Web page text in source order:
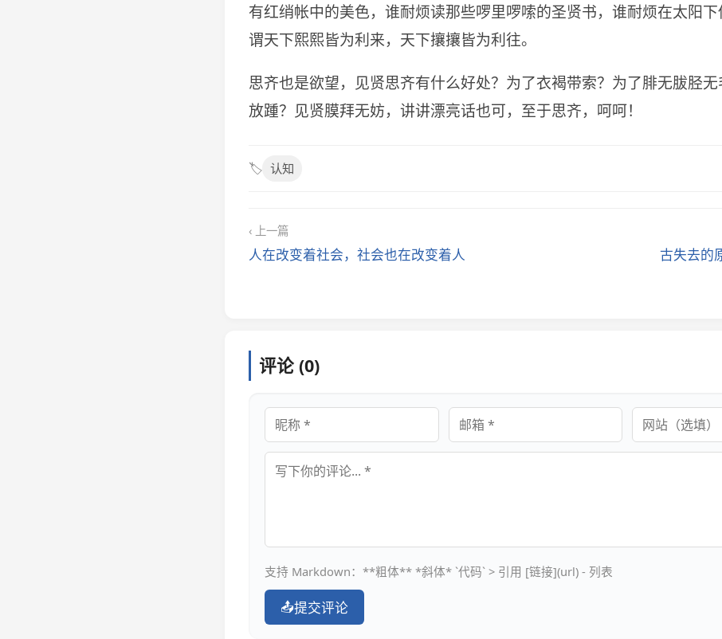
有红绡帐中的美色，谁耐烦读那些啰里啰嗦的圣贤书，谁耐烦在太阳
谓天下熙熙皆为利来，天下攘攘皆为利往。
思齐也是欲望，见贤思齐有什么好处？为了衣褐带索？为了腓无胈胫
放踵？见贤膜拜无妨，讲讲漂亮话也可，至于思齐，呵呵！
🏷️ 认知
‹ 上一篇
人在改变着社会，社会也在改变着人 古失去的
评论 (0)
昵称 邮箱 网站
评论内容
支持 Markdown：**粗体** *斜体* `代码` > 引用 [链接](url) - 列表
📤提交评论